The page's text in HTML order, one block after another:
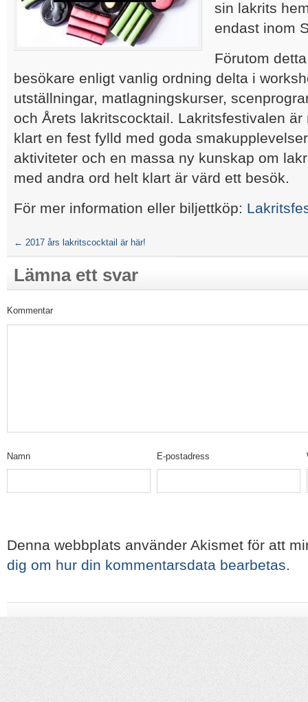
sin lakrits
endast inom
Förutom
besökare enligt vanlig ordning delta i
utställningar, matlagningskurser,
och Årets lakritscocktail. Lakritsfestivalen är
klart en fest fylld med goda
aktiviteter och en massa ny kunskap om
med andra ord helt klart är värd ett besök.
För mer information eller biljettköp:
← 2017 års lakritscocktail är här!
Lämna ett svar
Kommentar
Namn E-postadress
Denna webbplats använder Akismet för att
dig om hur din kommentarsdata bearbetas.